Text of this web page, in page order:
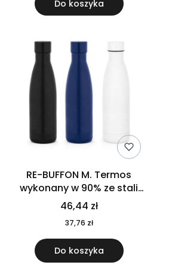
Do koszyka
RE-BUFFON M. Termos
wykonany w 90% ze stali
nierdzewnej pochodzącej z
recyklingu 520 ml 94294
46,44 zł
37,76 zł
Do koszyka